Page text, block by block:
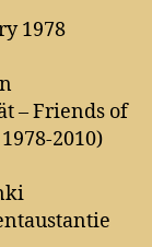
1978
– Friends of
2010)